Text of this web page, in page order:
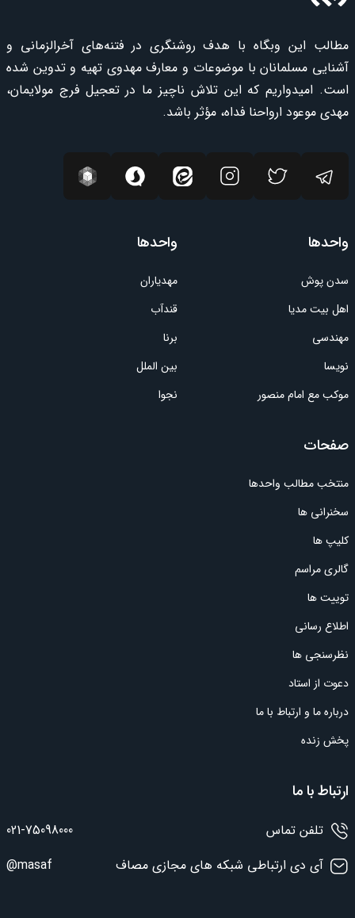
مطالب این وبگاه با هدف روشنگری در فتنه‌های آخرالزمانی و
آشنایی مسلمانان با موضوعات و معارف مهدوی تهیه و تدوین شده
است. امیدواریم که این تلاش ناچیز ما در تعجیل فرج مولایمان،
مهدی موعود ارواحنا فداه، مؤثر باشد.
واحدها
سدن پوش
اهل بیت مدیا
مهندسی
نویسا
موکب مع امام منصور
واحدها
مهدیاران
قندآب
برنا
بین الملل
نجوا
صفحات
منتخب مطالب واحدها
سخنرانی ها
کلیپ ها
گالری مراسم
توییت ها
اطلاع رسانی
نظرسنجی ها
دعوت از استاد
درباره ما و ارتباط با ما
پخش زنده
ارتباط با ما
تلفن تماس
021-75098000
آی دی ارتباطی شبکه های مجازی مصاف
@masaf